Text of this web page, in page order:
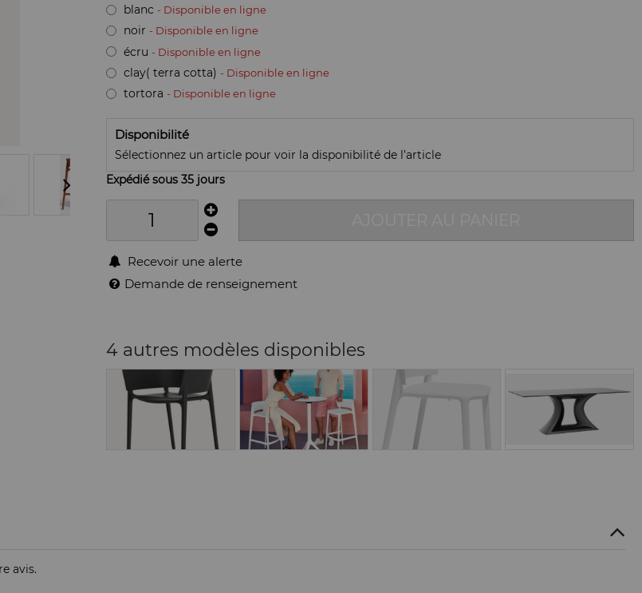
blanc - Disponible en ligne
noir - Disponible en ligne
écru - Disponible en ligne
clay( terra cotta) - Disponible en ligne
tortora - Disponible en ligne
Disponibilité
Sélectionnez un article pour voir la disponibilité de l’article
Expédié sous 35 jours
Recevoir une alerte
Demande de renseignement
4 autres modèles disponibles
avis.